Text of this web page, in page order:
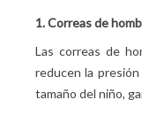
1. Correas de
Las correas de
reducen la
tamaño del niño,